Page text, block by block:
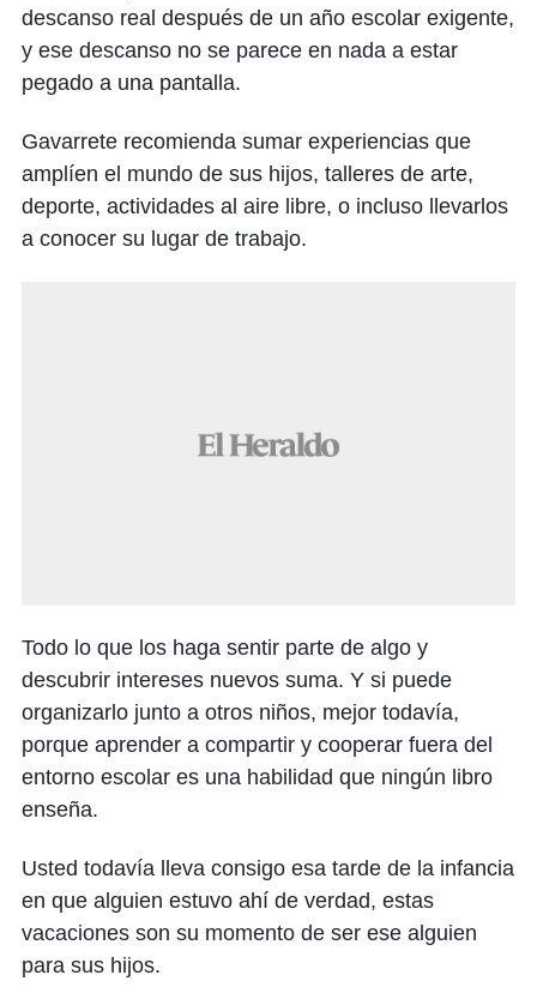
descanso real después de un año escolar exigente,
y ese descanso no se parece en nada a estar
pegado a una pantalla.
Gavarrete recomienda sumar experiencias que
amplíen el mundo de sus hijos, talleres de arte,
deporte, actividades al aire libre, o incluso llevarlos
a conocer su lugar de trabajo.
Todo lo que los haga sentir parte de algo y
descubrir intereses nuevos suma. Y si puede
organizarlo junto a otros niños, mejor todavía,
porque aprender a compartir y cooperar fuera del
entorno escolar es una habilidad que ningún libro
enseña.
Usted todavía lleva consigo esa tarde de la infancia
en que alguien estuvo ahí de verdad, estas
vacaciones son su momento de ser ese alguien
para sus hijos.